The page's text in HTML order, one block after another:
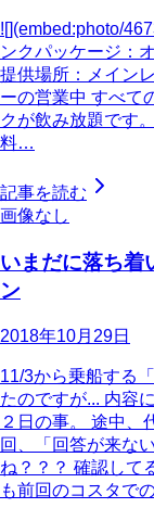
![](embed:photo/
ンクパッケージ：
提供場所：メイン
ーの営業中 すべて
クが飲み放題です
料…
記事を読む
画像なし
いまだに落ち
ン
2018年10月29日
11/3から乗船する
たのですが... 内容
２日の事。 途中、
回、「回答が来な
ね？？？ 確認して
も前回のコスタで